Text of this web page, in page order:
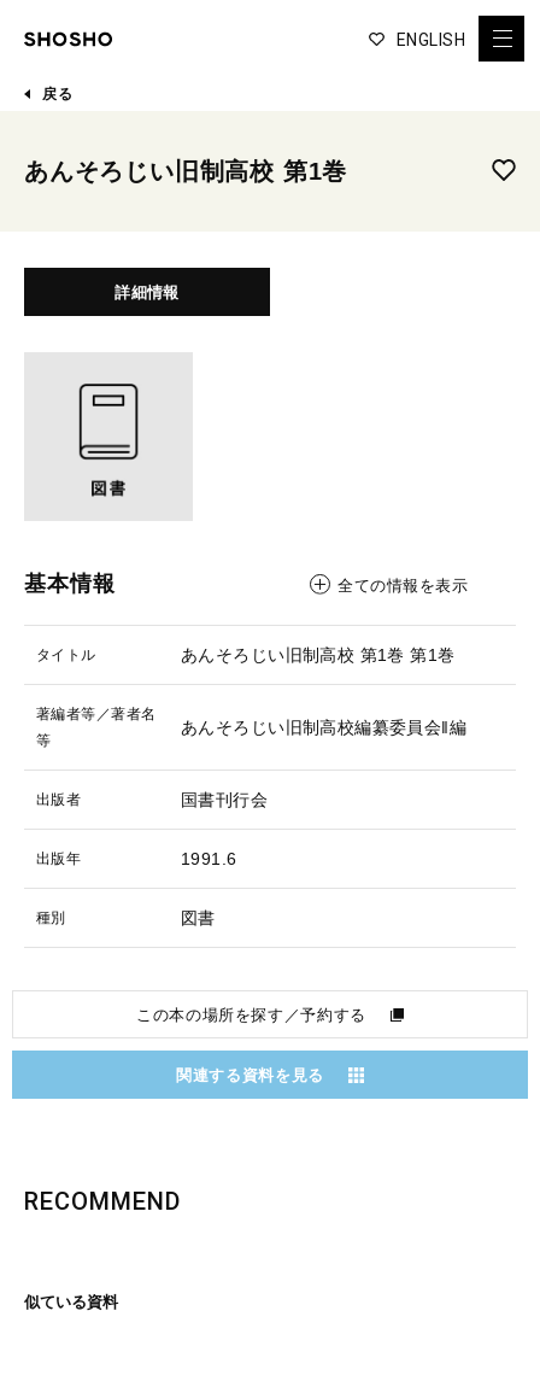
ENGLISH
戻る
あんそろじい旧制高校 第1巻
詳細情報
基本情報 全ての情報を表示
タイトル あんそろじい旧制高校 第1巻 第1巻
著編者等／著者名
等
あんそろじい旧制高校編纂委員会‖編
出版者 国書刊行会
出版年 1991.6
種別 図書
この本の場所を探す／予約する
関連する資料を見る
RECOMMEND
似ている資料